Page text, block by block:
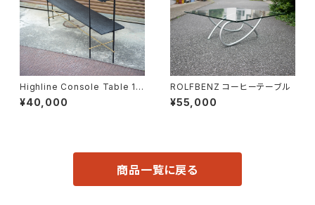
Highline Console Table 18
0
¥40,000
ROLFBENZ コーヒーテーブル
¥55,000
商品一覧に戻る